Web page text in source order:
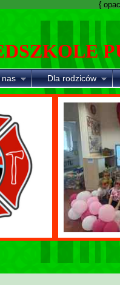
{
nas Dla rodziców